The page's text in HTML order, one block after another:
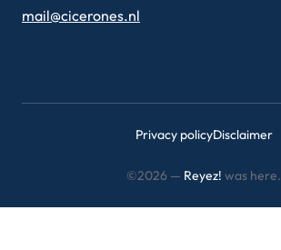
mail@cicerones.nl
Privacy policyDisclaimer
©2026 — Reyez! was here.